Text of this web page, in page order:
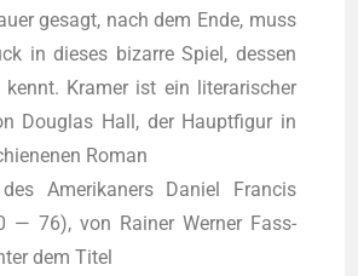
gesagt, nach dem Ende, muss
in die­ses bizar­re Spiel, des­sen
kennt. Kra­mer ist ein lite­ra­ri­scher
Dou­glas Hall, der Haupt­fi­gur in
Roman
des Ame­ri­ka­ners Dani­el Fran­cis
— 76), von Rai­ner Wer­ner Fass­
dem Titel